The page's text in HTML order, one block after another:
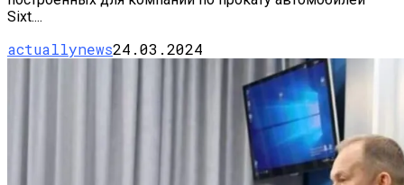
Sixt....
actuallynews24.03.2024